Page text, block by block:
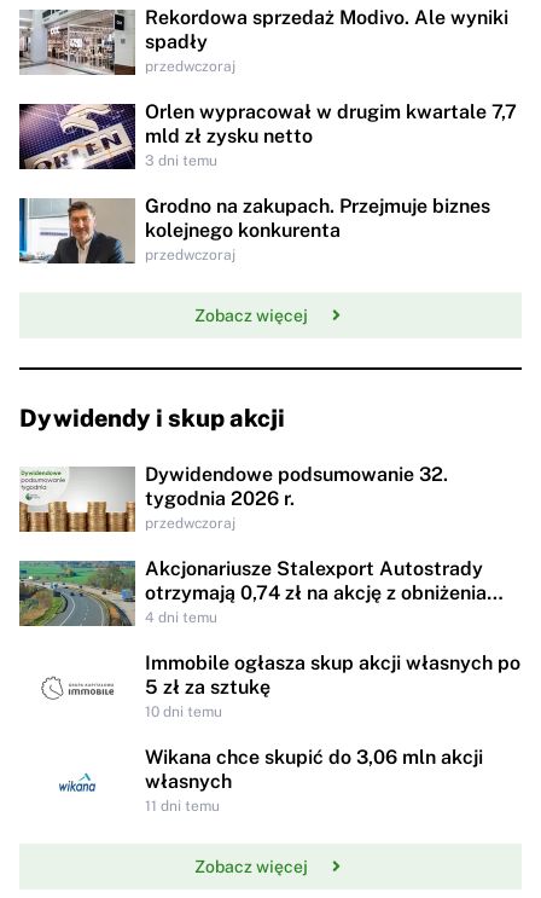
Rekordowa sprzedaż Modivo. Ale wyniki
spadły
przedwczoraj
Orlen wypracował w drugim kwartale 7,7
mld zł zysku netto
3 dni temu
Grodno na zakupach. Przejmuje biznes
kolejnego konkurenta
przedwczoraj
Zobacz więcej
Dywidendy i skup akcji
Dywidendowe podsumowanie 32.
tygodnia 2026 r.
przedwczoraj
Akcjonariusze Stalexport Autostrady
otrzymają 0,74 zł na akcję z obniżenia
kapitału
4 dni temu
Immobile ogłasza skup akcji własnych po
5 zł za sztukę
10 dni temu
Wikana chce skupić do 3,06 mln akcji
własnych
11 dni temu
Zobacz więcej